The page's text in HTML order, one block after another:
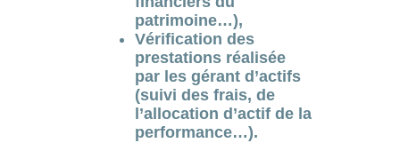
patrimoine…),
Vérification des
prestations réalisée
par les gérant d’actifs
(suivi des frais, de
l’allocation d’actif de la
performance…).